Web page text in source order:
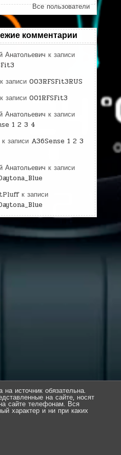
Все пользователи
комментарии
Анатольевич к записи
к записи 003RFSFit3RUS
к записи 001RFSFit3
Анатольевич к записи
1 2 3 4
к записи A36Sense 1 2 3
Анатольевич к записи
к записи
источник обязательна.
на сайте, носят
сайте телефонам. Вся
характер и ни при каких